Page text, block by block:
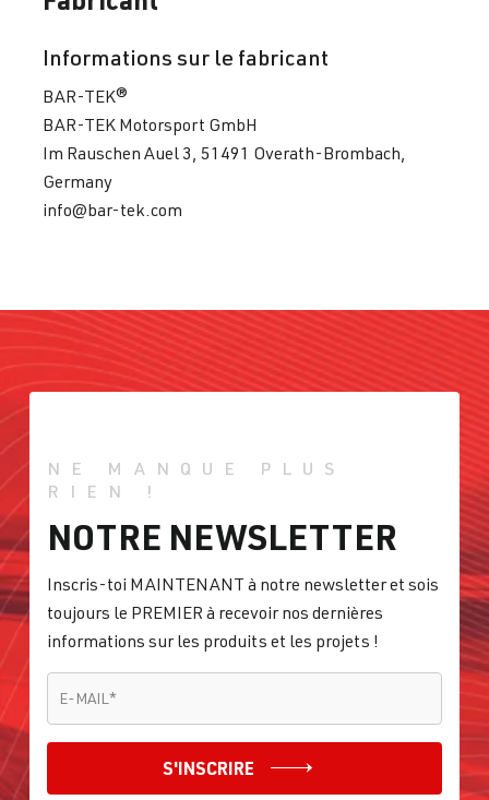
Informations sur le fabricant
BAR-TEK®
BAR-TEK Motorsport GmbH
Im Rauschen Auel 3, 51491 Overath-Brombach,
Germany
info@bar-tek.com
NE MANQUE PLUS
RIEN !
NOTRE NEWSLETTER
Inscris-toi MAINTENANT à notre newsletter et sois
toujours le PREMIER à recevoir nos dernières
informations sur les produits et les projets !
E-MAIL *
S'INSCRIRE